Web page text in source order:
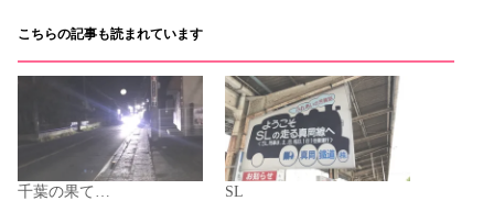
こちらの記事も読まれています
千葉の果て… SL